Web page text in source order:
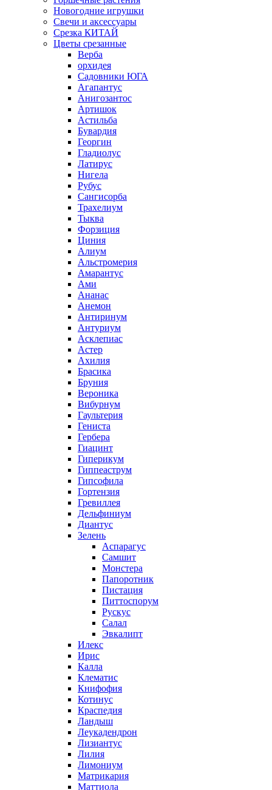
Новогодние игрушки
Свечи и аксессуары
Срезка КИТАЙ
Цветы срезанные
Верба
орхидея
Садовники ЮГА
Агапантус
Анигозантос
Артишок
Астильба
Бувардия
Георгин
Гладиолус
Латирус
Нигела
Рубус
Сангисорба
Трахелиум
Тыква
Форзиция
Циния
Алиум
Альстромерия
Амарантус
Ами
Ананас
Анемон
Антиринум
Антуриум
Асклепиас
Астер
Ахилия
Брасика
Бруния
Вероника
Вибурнум
Гаультерия
Гениста
Гербера
Гиацинт
Гиперикум
Гиппеаструм
Гипсофила
Гортензия
Гревиллея
Дельфиниум
Диантус
Зелень
Аспарагус
Самшит
Монстера
Папоротник
Пистация
Питтоспорум
Рускус
Салал
Эвкалипт
Илекс
Ирис
Калла
Клематис
Книфофия
Котинус
Краспедия
Ландыш
Леукадендрон
Лизиантус
Лилия
Лимониум
Матрикария
Маттиола